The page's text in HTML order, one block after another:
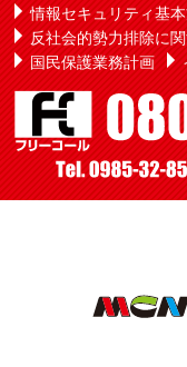
情報セキュリティ基
反社会的勢力排除に
国民保護業務計画